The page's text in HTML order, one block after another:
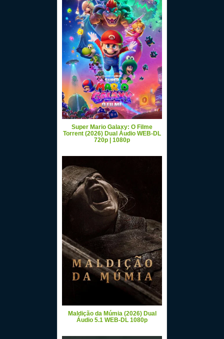
Super Mario Galaxy: O Filme
Torrent (2026) Dual Áudio WEB-DL
720p | 1080p
Maldição da Múmia (2026) Dual
Áudio 5.1 WEB-DL 1080p